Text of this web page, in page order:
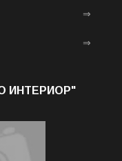
⇒
⇒
ИНТЕРИОР"